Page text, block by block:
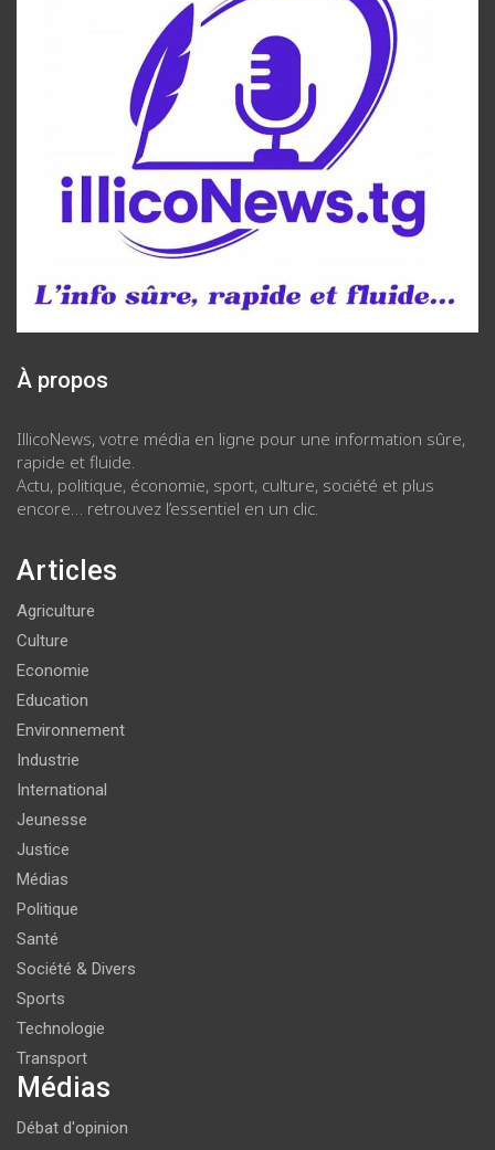
À propos
IllicoNews, votre média en ligne pour une information sûre,
rapide et fluide.
Actu, politique, économie, sport, culture, société et plus
encore… retrouvez l’essentiel en un clic.
Articles
Agriculture
Culture
Economie
Education
Environnement
Industrie
International
Jeunesse
Justice
Médias
Politique
Santé
Société & Divers
Sports
Technologie
Transport
Médias
Débat d'opinion